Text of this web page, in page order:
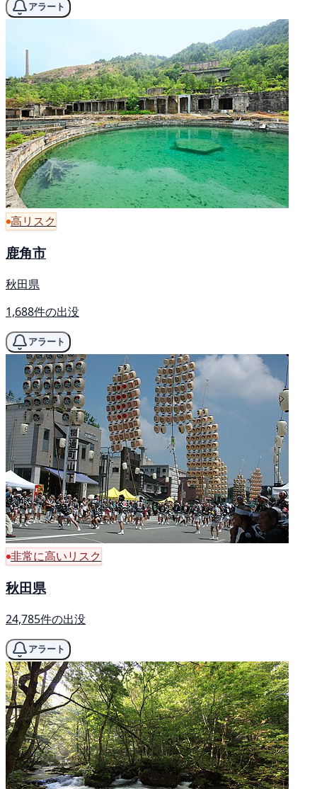
アラート
高リスク
鹿角市
秋田県
1,688件の出没
アラート
非常に高いリスク
秋田県
24,785件の出没
アラート